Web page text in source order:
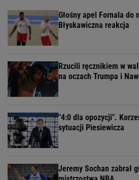
Głośny apel Fornala do
Błyskawiczna reakcja
Rzucili ręcznikiem w
na oczach Trumpa i
"4:0 dla opozycji".
sytuacji Piesiewicza
Jeremy Sochan zabrał